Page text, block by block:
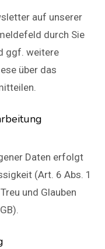
auf unserer
durch Sie
ggf. weitere
über das
Daten erfolgt
(Art. 6 Abs. 1
und Glauben